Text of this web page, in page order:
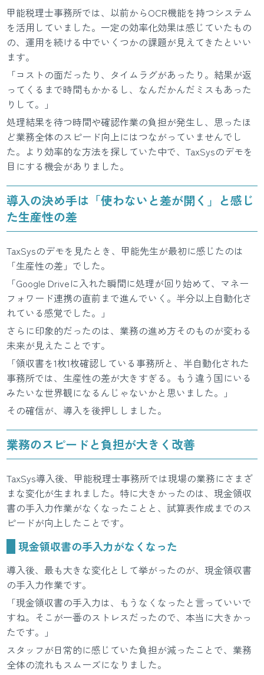
甲能税理士事務所では、以前からOCR機能を持つシステム
を活用していました。一定の効率化効果は感じていたもの
の、運用を続ける中でいくつかの課題が見えてきたといい
ます。
「コストの面だったり、タイムラグがあったり。結果が返
ってくるまで時間もかかるし、なんだかんだミスもあった
りして。」
処理結果を待つ時間や確認作業の負担が発生し、思ったほ
ど業務全体のスピード向上にはつながっていませんでし
た。より効率的な方法を探していた中で、TaxSysのデモを
目にする機会がありました。
導入の決め手は「使わないと差が開く」と感じ
た生産性の差
TaxSysのデモを見たとき、甲能先生が最初に感じたのは
「生産性の差」でした。
「Google Driveに入れた瞬間に処理が回り始めて、マネー
フォワード連携の直前まで進んでいく。半分以上自動化さ
れている感覚でした。」
さらに印象的だったのは、業務の進め方そのものが変わる
未来が見えたことです。
「領収書を1枚1枚確認している事務所と、半自動化された
事務所では、生産性の差が大きすぎる。もう違う国にいる
みたいな世界観になるんじゃないかと思いました。」
その確信が、導入を後押ししました。
業務のスピードと負担が大きく改善
TaxSys導入後、甲能税理士事務所では現場の業務にさまざ
まな変化が生まれました。特に大きかったのは、現金領収
書の手入力作業がなくなったことと、試算表作成までのス
ピードが向上したことです。
現金領収書の手入力がなくなった
導入後、最も大きな変化として挙がったのが、現金領収書
の手入力作業です。
「現金領収書の手入力は、もうなくなったと言っていいで
すね。そこが一番のストレスだったので、本当に大きかっ
たです。」
スタッフが日常的に感じていた負担が減ったことで、業務
全体の流れもスムーズになりました。